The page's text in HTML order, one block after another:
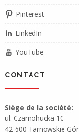
Pinterest
LinkedIn
YouTube
CONTACT
Siège de la société:
ul. Czarnohucka 10
42-600 Tarnowskie